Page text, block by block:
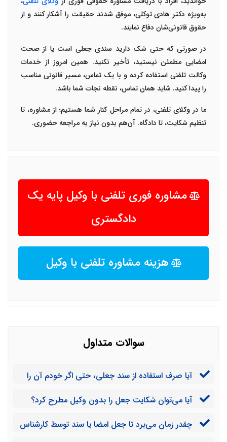
به‌ویژه دکتر هادی توکلی، موفق شدند حقیقت را آشکار کنند و از
حقوق قانونی‌شان دفاع نمایند.
در صورتی که حتی شک دارید سندی جعلی است یا از صحت
امضایی مطمئن نیستید، تأخیر نکنید. همین امروز از خدمات
وکالت تلفنی استفاده کرده و با یک تماس، مسیر قانونی مناسب
را پیدا کنید. شاید همان تماس، نقطه نجات شما باشد.
ما در وکلای تلفنی، در تمام مراحل کنار شما هستیم؛ از مشاوره، تا
تنظیم شکایت، تا دادگاه. آن‌هم بدون نیاز به مراجعه حضوری.
مشاوره فوری تلفنی با وکیل پایه یک
دادگستری
هزینه مشاوره تلفنی با وکیل
سوالات متداول
آیا صرف استفاده از سند جعلی، حتی اگر خودم آن را
آیا می‌توان شکایت جعل را بدون وکیل مطرح کرد؟
چقدر زمان می‌برد تا جعل امضا یا سند توسط کارشناس